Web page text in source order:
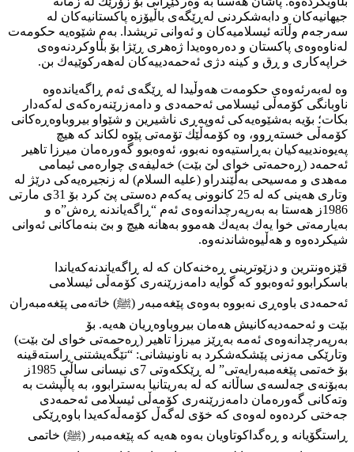
جیھانیەكان و دابەشكردنی لەڕێگەی باڵیۆزە پاكستانیەكان لە
سەرجەم وڵاتە ئیسلامیەكان و ئەوانی تریشدا. بەم شێوەیە حكومەت
لەناوەوەی پاكستان و دەرەوەیدا ژەهری ڕێژا بۆ بڵاوكردنەوەی
خراپەكاری و ڕق و كینە دژی ئەحمەدییەكان لەهەركوێیەك بن.
وە لەبەرئەوەی حكومەت هەوڵیدا لە ڕێگەی ئەم ڕاگەیاندەوە
ناوبانگی كۆمەڵی ئیسلامی ئەحمەدی و دامەزرێنەرەكەی لەكەدار
بكات؛ بۆیە بەشێوەیەكی ئەوپەڕی ناشیرین و شێواو بیروباوەڕەكانی
كۆمەڵی خستەڕوو، وە كۆمەڵێك تۆمەتی پێوە لكاند كە هیچ
پەیوەندییەكیان بەڕاستیەوە نەبوو، ئەوەبوو گەورەمان میرزا تاهیر
ئەحمەد (ڕەحمەتی خوای لێ بێت) خەلیفەی چوارەمی ئیمامی
مەهدی و مەسیحی بەڵێندراو (عليه السلام) لە زنجیرەیەكی درێژ لە
وتاری هەینی كە لە 25 كانوونی یەكەم دەستی پێ كرد بۆ 31ی مارتی
1986ز هەستا بە بەرپەرچدانەوەی ئەم “ڕاگەیاندنە ڕەش”ە و
بەیارمەتی خوا یەك بەیەك هەموو بەهانە هیچ و بێ بنەماكانی ئەوانی
شیكردەوە و هەڵیوەشاندنەوە.
قێزەونترین و دزێوترینی ڕەخنەكان كە لە ڕاگەیاندنەكەیاندا
باسكرابوو ئەوەبوو كە گوایە دامەزرێنەری كۆمەڵی ئیسلامی
ئەحمەدی باوەڕی نەبووە بەوەی پێغەمبەر (ﷺ) خاتەمی پێغەمبەران
بێت و ئەحمەدیەكانیش هەمان بیروباوەڕیان هەیە. بۆ
بەرپەرچدانەوەی ئەمە بەڕێز میرزا تاهیر (ڕەحمەتی خوای لێ بێت)
وتارێكی مەزنی پێشكەشكرد بە ناونیشانی: “تێگەيشتنی ڕاستەقینە
بۆ خەتمی پێغەمبەرایەتی” لە ڕێككەوتی 7ی نیسانی ساڵی 1985ز
بەبۆنەی جەلسەی ساڵانە كە لە بەریتانیا بەسترابوو، بە پاڵپشت بە
وتەكانی گەورەمان دامەزرێنەری كۆمەڵی ئیسلامی ئەحمەدی
جەختی كردەوە لەوەی كە خۆی لەگەڵ كۆمەڵەكەیدا باوەڕێكی
ڕاستگۆیانە و ڕەگداكوتاویان بەوە هەیە كە پێغەمبەر (ﷺ) خاتمی